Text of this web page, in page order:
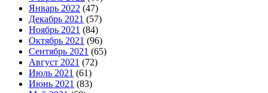
Январь 2022 (47)
Декабрь 2021 (57)
Ноябрь 2021 (84)
Октябрь 2021 (96)
Сентябрь 2021 (65)
Август 2021 (72)
Июль 2021 (61)
Июнь 2021 (83)